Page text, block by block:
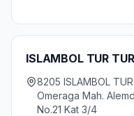
ISLAMBOL TUR
8205 ISLAMBOL
Omeraga Mah.
No.21 Kat 3/4